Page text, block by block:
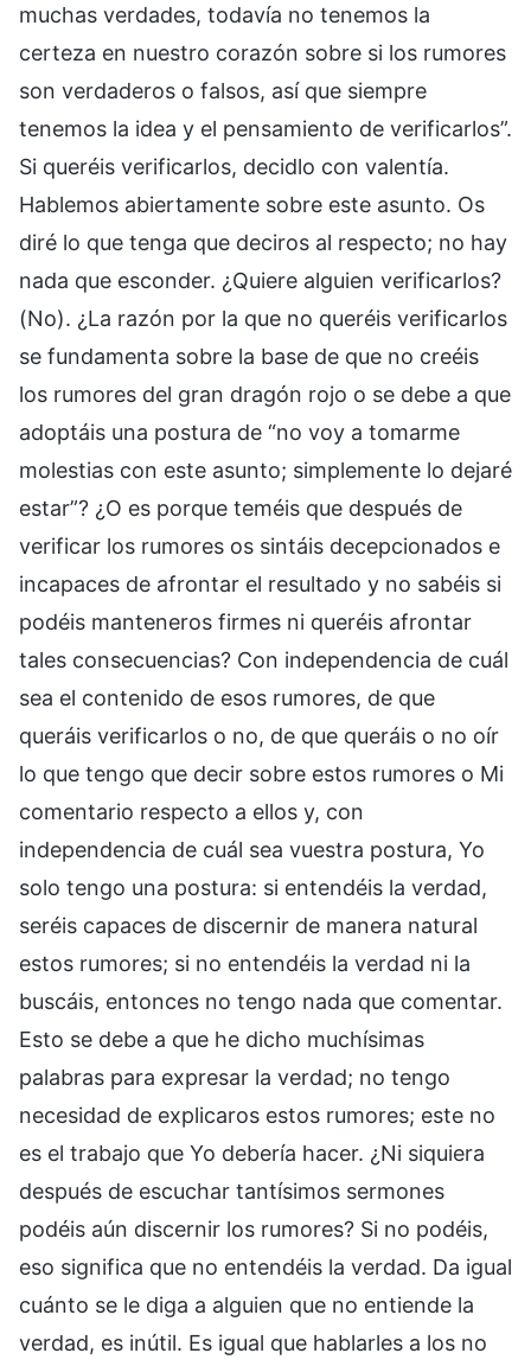
muchas verdades, todavía no tenemos la
certeza en nuestro corazón sobre si los rumores
son verdaderos o falsos, así que siempre
tenemos la idea y el pensamiento de verificarlos”.
Si queréis verificarlos, decidlo con valentía.
Hablemos abiertamente sobre este asunto. Os
diré lo que tenga que deciros al respecto; no hay
nada que esconder. ¿Quiere alguien verificarlos?
(No). ¿La razón por la que no queréis verificarlos
se fundamenta sobre la base de que no creéis
los rumores del gran dragón rojo o se debe a que
adoptáis una postura de “no voy a tomarme
molestias con este asunto; simplemente lo dejaré
estar”? ¿O es porque teméis que después de
verificar los rumores os sintáis decepcionados e
incapaces de afrontar el resultado y no sabéis si
podéis manteneros firmes ni queréis afrontar
tales consecuencias? Con independencia de cuál
sea el contenido de esos rumores, de que
queráis verificarlos o no, de que queráis o no oír
lo que tengo que decir sobre estos rumores o Mi
comentario respecto a ellos y, con
independencia de cuál sea vuestra postura, Yo
solo tengo una postura: si entendéis la verdad,
seréis capaces de discernir de manera natural
estos rumores; si no entendéis la verdad ni la
buscáis, entonces no tengo nada que comentar.
Esto se debe a que he dicho muchísimas
palabras para expresar la verdad; no tengo
necesidad de explicaros estos rumores; este no
es el trabajo que Yo debería hacer. ¿Ni siquiera
después de escuchar tantísimos sermones
podéis aún discernir los rumores? Si no podéis,
eso significa que no entendéis la verdad. Da igual
cuánto se le diga a alguien que no entiende la
verdad, es inútil. Es igual que hablarles a los no